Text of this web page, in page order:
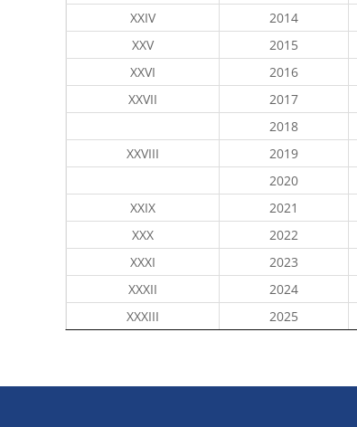
XXIV
2014
XXV
2015
XXVI
2016
XXVII
2017
2018
XXVIII
2019
2020
XXIX
2021
XXX
2022
XXXI
2023
XXXII
2024
XXXIII
2025